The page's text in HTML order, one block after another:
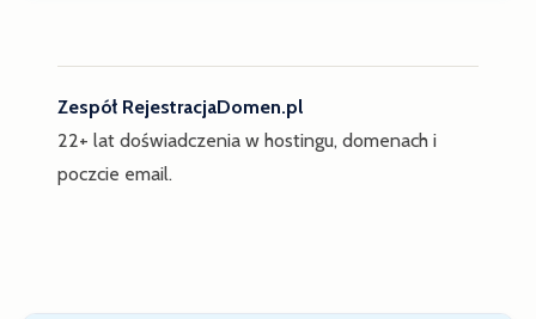
Zespół RejestracjaDomen.pl
22+ lat doświadczenia w hostingu, domenach i
poczcie email.